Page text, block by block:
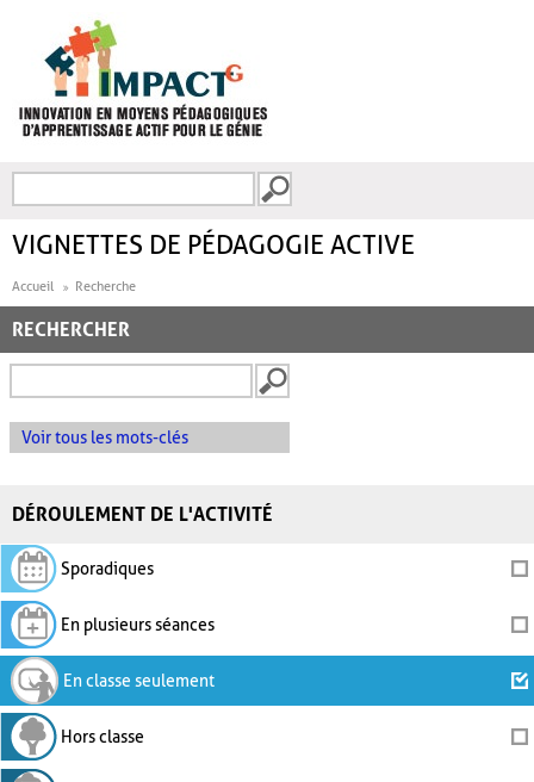
FORMULAIRE DE
VIGNETTES DE PÉDAGOGIE ACTIVE
Accueil Recherche
RECHERCHER
Voir tous les mots-clés
DÉROULEMENT DE L'ACTIVITÉ
Sporadiques
En plusieurs séances
En classe seulement
Hors classe